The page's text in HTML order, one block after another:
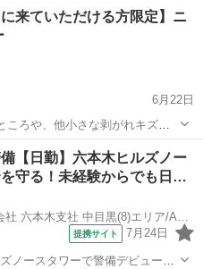
要な方合わせてご確認くださ
ッサー
に来ていただける方限定】ニ
6月22日
ろや、他小さな剥がれキズが
つけたフックがあります。 (一
80 奥行40 高さ70 椅子付き
ッサー
【日勤】六本木ヒルズノー
守る！未経験からでも日…
提携サイト 7月24日